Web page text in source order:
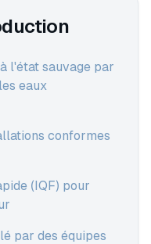
l'état sauvage par
eaux
conformes
(IQF) pour
par des équipes